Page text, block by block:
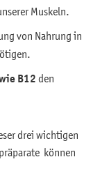
Muskeln.
von Nahrung in
B12 den
drei wichtigen
können